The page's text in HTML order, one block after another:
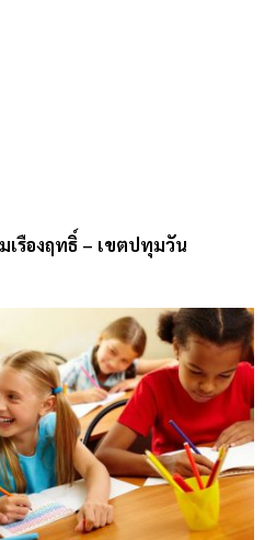
เรืองฤทธิ์ – เขตปทุมวัน